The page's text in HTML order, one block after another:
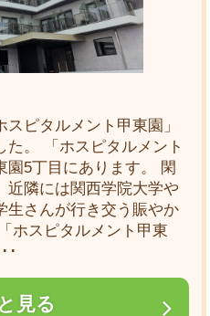
ピタルメント甲東園」
。 「ホスピタルメント
園5丁目にあります。 閑
近隣には関西学院大学や
生さんが行き交う賑やか
ホスピタルメント甲東
･
見る